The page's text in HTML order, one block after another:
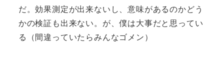
だ。効果測定が出来ないし、意味があるのかどう
かの検証も出来ない。が、僕は大事だと思ってい
る（間違っていたらみんなゴメン）